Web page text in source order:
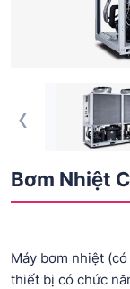
‹
Bơm Nhiệt
Máy bơm nhiệt
thiết bị có chức